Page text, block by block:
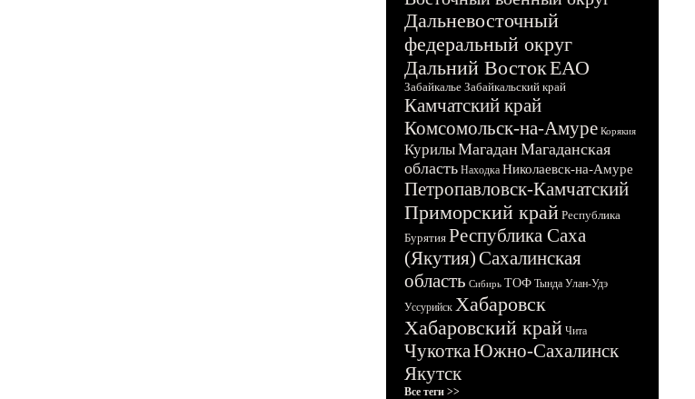
Дальневосточный
федеральный округ
Дальний ВостокЕАО
Забайкалье Забайкальский край
Камчатский край
Комсомольск-на-Амуре Корякия
КурилыМагадан Магаданская
область Находка Николаевск-на-Амуре
Петропавловск-Камчатский
Приморский край Республика
Бурятия Республика Саха
(Якутия)Сахалинская
область Сибирь ТОФ Тында Улан-Удэ
Уссурийск Хабаровск
Хабаровский край Чита
ЧукоткаЮжно-Сахалинск
Якутск
Все теги >>